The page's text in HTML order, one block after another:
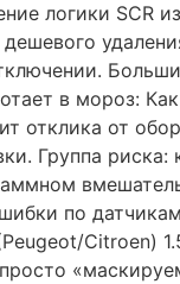
логики SCR
дешевого
в мороз:
отклика от
Группа риска:
по